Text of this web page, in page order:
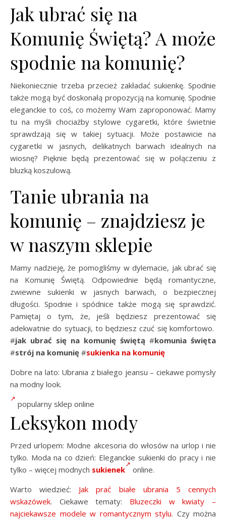
Jak ubrać się na
Komunię Świętą? A może
spodnie na komunię?
Niekoniecznie trzeba przecież zakładać sukienkę. Spodnie
także mogą być doskonałą propozycją na komunię. Spodnie
eleganckie to coś, co możemy Wam zaproponować. Mamy
tu na myśli chociażby stylowe cygaretki, które świetnie
sprawdzają się w takiej sytuacji. Może postawicie na
cygaretki w jasnych, delikatnych barwach idealnych na
wiosnę? Pięknie będą prezentować się w połączeniu z
bluzką koszulową.
Tanie ubrania na
komunię – znajdziesz je
w naszym sklepie
Mamy nadzieję, że pomogliśmy w dylemacie, jak ubrać się
na Komunię Świętą. Odpowiednie będą romantyczne,
zwiewne sukienki w jasnych barwach, o bezpiecznej
długości. Spodnie i spódnice także mogą się sprawdzić.
Pamiętaj o tym, że, jeśli będziesz prezentować się
adekwatnie do sytuacji, to będziesz czuć się komfortowo.
#jak ubrać się na komunię świętą #komunia święta
#strój na komunię #sukienka na komunię
Dobre na lato: Ubrania z białego jeansu – ciekawe pomysły
na modny look.
popularny sklep online
Leksykon mody
Przed urlopem: Modne akcesoria do włosów na urlop i nie
tylko. Moda na co dzień: Eleganckie sukienki do pracy i nie
tylko – więcej modnych sukienek
online.
Warto wiedzieć: Jak prać białe ubrania 5 cennych
wskazówek. Ciekawe tematy: Bluzeczki w kwiaty –
najciekawsze modele w romantycznym stylu. Czy można